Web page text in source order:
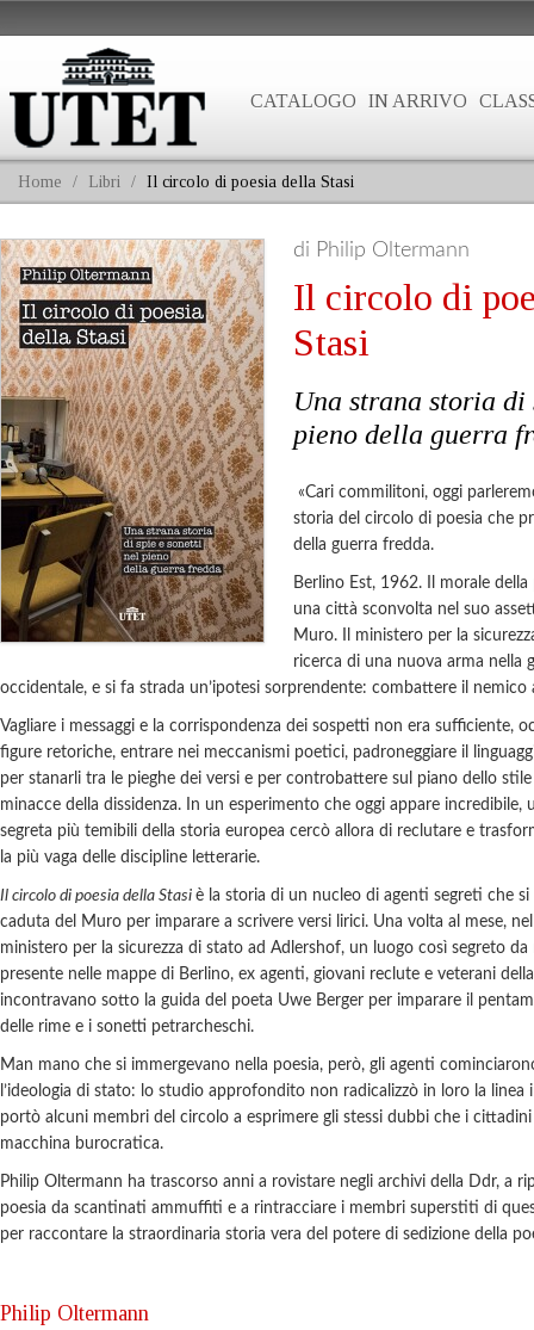
CATALOGO IN ARRIVO
Home / Libri / Il circolo di poesia della Stasi
di Philip Oltermann
Il circolo di
Stasi
Una strana storia di
pieno della guerra
«Cari commilitoni, oggi
storia del circolo di poesia che
della guerra fredda.
Berlino Est, 1962. Il morale
una città sconvolta nel suo
Muro. Il ministero per la
ricerca di una nuova arma nella
occidentale, e si fa strada un’ipotesi sorprendente: combattere il nemico
Vagliare i messaggi e la corrispondenza dei sospetti non era sufficiente,
figure retoriche, entrare nei meccanismi poetici, padroneggiare il
per stanarli tra le pieghe dei versi e per controbattere sul piano dello stile
minacce della dissidenza. In un esperimento che oggi appare incredibile,
segreta più temibili della storia europea cercò allora di reclutare e
la più vaga delle discipline letterarie.
Il circolo di poesia della Stasi è la storia di un nucleo di agenti segreti che
caduta del Muro per imparare a scrivere versi lirici. Una volta al mese,
ministero per la sicurezza di stato ad Adlershof, un luogo così segreto da
presente nelle mappe di Berlino, ex agenti, giovani reclute e veterani
incontravano sotto la guida del poeta Uwe Berger per imparare il
delle rime e i sonetti petrarcheschi.
Man mano che si immergevano nella poesia, però, gli agenti
l’ideologia di stato: lo studio approfondito non radicalizzò in loro la linea
portò alcuni membri del circolo a esprimere gli stessi dubbi che i
macchina burocratica.
Philip Oltermann ha trascorso anni a rovistare negli archivi della Ddr, a
poesia da scantinati ammuffiti e a rintracciare i membri superstiti di
per raccontare la straordinaria storia vera del potere di sedizione della
Philip Oltermann